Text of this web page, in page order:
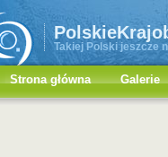
Takiej Polski jeszcze
Strona główna Galerie